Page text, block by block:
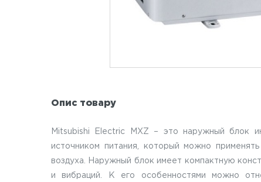
Опис товару
Mitsubishi Electric MXZ – это наружный блок
источником питания, который можно
воздуха. Наружный блок имеет компактную
и вибраций. К его особенностями можно